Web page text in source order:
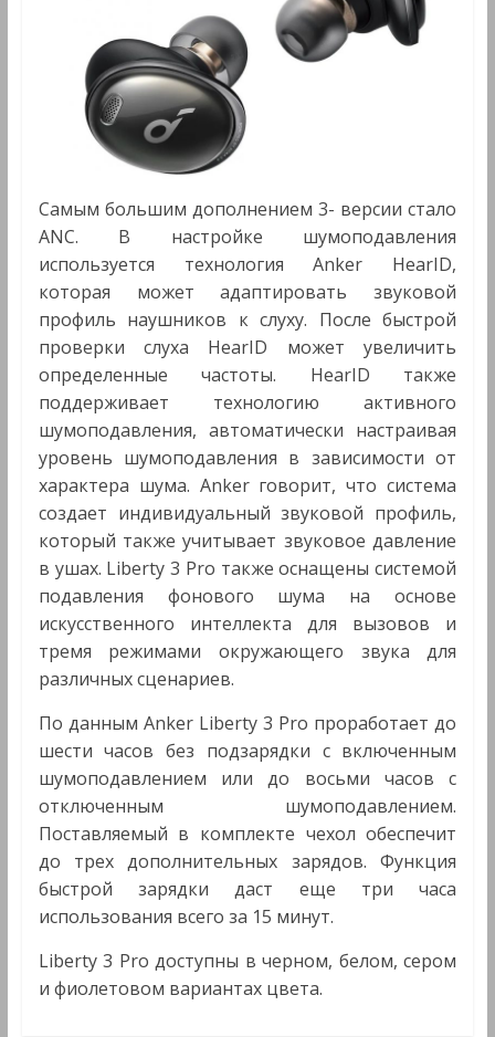
Самым большим дополнением 3- версии стало
ANC. В настройке шумоподавления
используется технология Anker HearID,
которая может адаптировать звуковой
профиль наушников к слуху. После быстрой
проверки слуха HearID может увеличить
определенные частоты. HearID также
поддерживает технологию активного
шумоподавления, автоматически настраивая
уровень шумоподавления в зависимости от
характера шума. Anker говорит, что система
создает индивидуальный звуковой профиль,
который также учитывает звуковое давление
в ушах. Liberty 3 Pro также оснащены системой
подавления фонового шума на основе
искусственного интеллекта для вызовов и
тремя режимами окружающего звука для
различных сценариев.
По данным Anker Liberty 3 Pro проработает до
шести часов без подзарядки с включенным
шумоподавлением или до восьми часов с
отключенным шумоподавлением.
Поставляемый в комплекте чехол обеспечит
до трех дополнительных зарядов. Функция
быстрой зарядки даст еще три часа
использования всего за 15 минут.
Liberty 3 Pro доступны в черном, белом, сером
и фиолетовом вариантах цвета.